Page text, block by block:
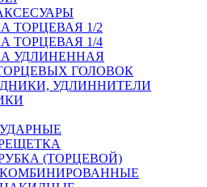
ТОРЦЕВАЯ 1/2
ТОРЦЕВАЯ 1/4
УДЛИНЕННАЯ
ГОЛОВОК
УДЛИННИТЕЛИ
(ТОРЦЕВОЙ)